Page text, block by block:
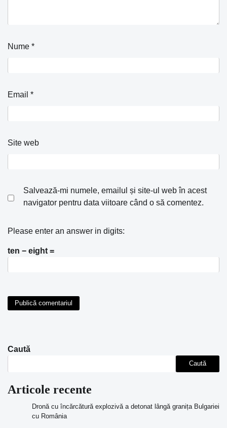
Nume *
Email *
Site web
Salvează-mi numele, emailul și site-ul web în acest
navigator pentru data viitoare când o să comentez.
Please enter an answer in digits:
ten − eight =
Caută
Caută
Articole recente
Dronă cu încărcătură explozivă a detonat lângă granița Bulgariei
cu România